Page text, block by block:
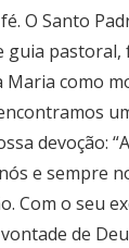
O Santo
guia
como
devoção:
e sempre
Com o seu
de